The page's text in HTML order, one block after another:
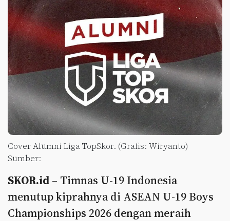
Cover Alumni Liga TopSkor. (Grafis: Wiryanto)
Sumber:
SKOR.id – Timnas U-19 Indonesia
menutup kiprahnya di ASEAN U-19 Boys
Championships 2026 dengan meraih